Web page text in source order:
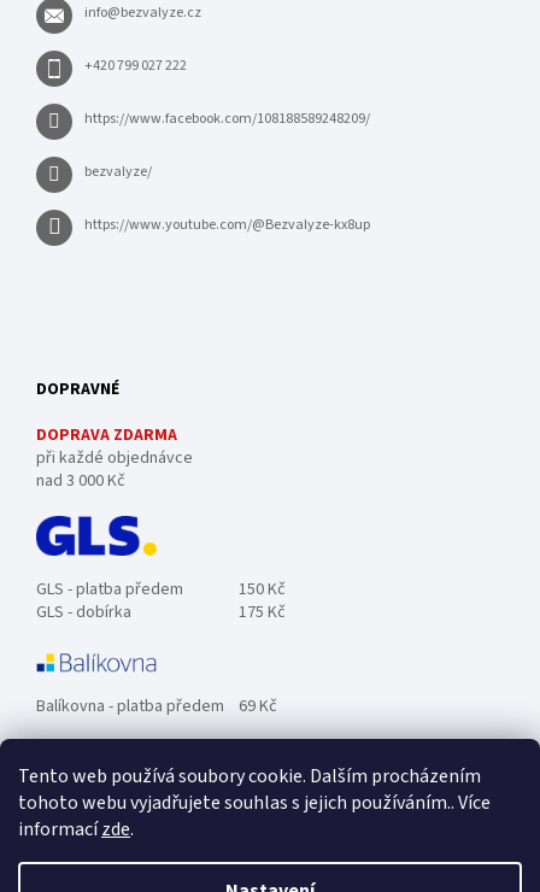
Tento web používá soubory cookie. Dalším procházením
tohoto webu vyjadřujete souhlas s jejich používáním.. Více
informacízde.
info@bezvalyze.cz
+420 799 027 222
https://www.facebook.com/108188589248209/
bezvalyze/
https://www.youtube.com/@Bezvalyze-kx8up
DOPRAVNÉ
DOPRAVA ZDARMA
při každé objednávce
nad 3 000 Kč
GLS - platba předem
150 Kč
GLS - dobírka
175 Kč
Balíkovna - platba předem 69 Kč
Zásilkovna - platba předem 89 Kč